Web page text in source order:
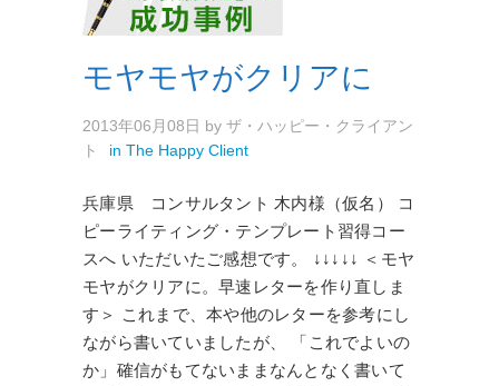
モヤモヤがクリアに
2013年06月08日 by ザ・ハッピー・クライアン
ト
in The Happy Client
兵庫県 コンサルタント 木内様（仮名） コ
ピーライティング・テンプレート習得コー
スへ いただいたご感想です。 ↓↓↓↓↓ ＜モヤ
モヤがクリアに。早速レターを作り直しま
す＞ これまで、本や他のレターを参考にし
ながら書いていましたが、 「これでよいの
か」確信がもてないままなんとなく書いて